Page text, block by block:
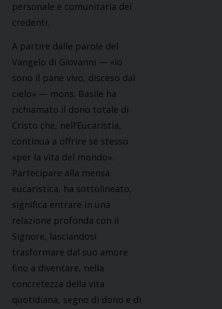
personale e comunitaria dei
credenti.
A partire dalle parole del
Vangelo di Giovanni — «Io
sono il pane vivo, disceso dal
cielo» — mons. Basile ha
richiamato il dono totale di
Cristo che, nell’Eucaristia,
continua a offrire sé stesso
«per la vita del mondo».
Partecipare alla mensa
eucaristica, ha sottolineato,
significa entrare in una
relazione profonda con il
Signore, lasciandosi
trasformare dal suo amore
fino a diventare, nella
concretezza della vita
quotidiana, segno di dono e di